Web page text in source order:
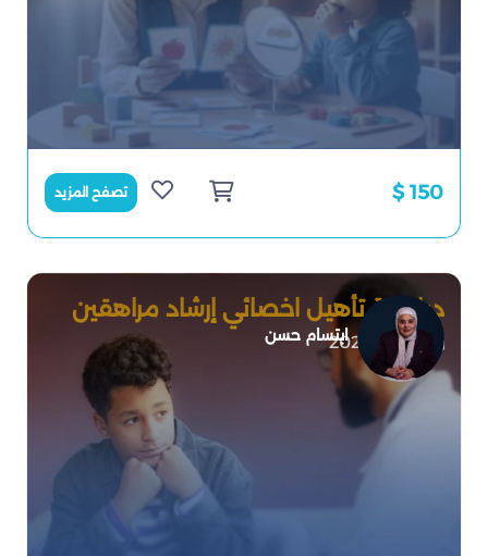
150 $ تصفح المزيد
ابتسام حسن
دبلومة تأهيل اخصائي إرشاد مراهقين